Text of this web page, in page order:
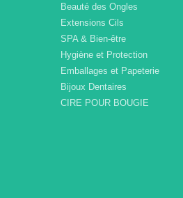
Beauté des Ongles
Extensions Cils
SPA & Bien-être
Hygiène et Protection
Emballages et Papeterie
Bijoux Dentaires
CIRE POUR BOUGIE